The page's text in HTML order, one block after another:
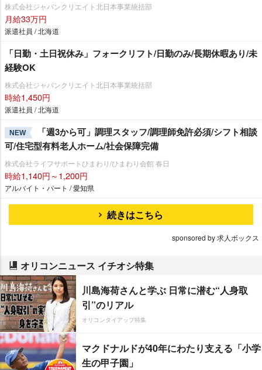
株式会社ジャパンクリエイト北日本事業統括部
月給33万円
派遣社員 / 北海道
「日勤・土日祝休み」フォークリフト/日勤のみ/長期休暇あり/未
経験OK
株式会社ジャパンクリエイト北日本事業統括部
時給1,450円
派遣社員 / 北海道
NEW
「週3から可」調理スタッフ/調理師免許必須/シフト相談
可/住宅型有料老人ホーム/社会保障完備
株式会社ライフサポートひまわり/ひまわり会館 春日
時給1,140円～1,200円
アルバイト・パート / 愛知県
続きはこちら
sponsored by 求人ボックス
オリコンニュース イチオシ特集
川島海荷さんと学ぶ 日常に潜む“人身取
引”のリアル
オリコンタイアップ特集
マクドナルドが40年にわたり支える「小学
生の甲子園」